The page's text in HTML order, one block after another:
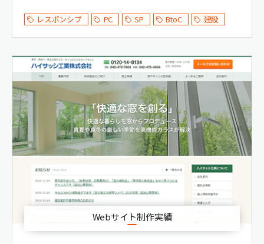
レスポンシブ PC SP BtoC 建設
Webサイト制作実績